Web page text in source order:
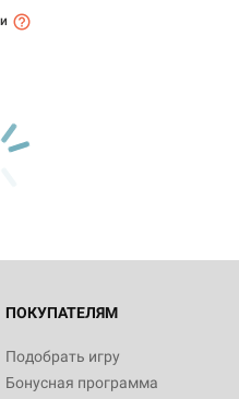
ПОКУПАТЕЛЯМ
Подобрать игру
Бонусная программа